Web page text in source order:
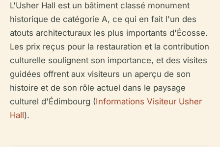
L'Usher Hall est un bâtiment classé monument
historique de catégorie A, ce qui en fait l'un des
atouts architecturaux les plus importants d'Écosse.
Les prix reçus pour la restauration et la contribution
culturelle soulignent son importance, et des visites
guidées offrent aux visiteurs un aperçu de son
histoire et de son rôle actuel dans le paysage
culturel d'Édimbourg (Informations Visiteur Usher
Hall).